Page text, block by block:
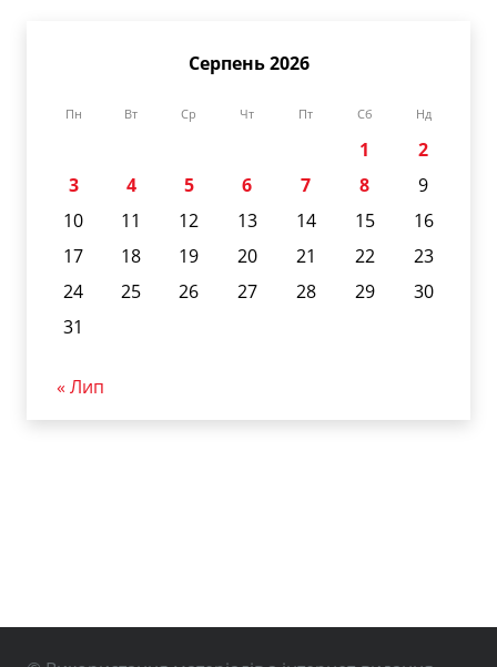
Серпень 2026
Пн Вт Ср Чт Пт Сб Нд
1
2
3
4 5 6 7 8
9
10
11 12 13 14 15
16
17
18 19 20 21 22
23
24
25 26 27 28 29
30
31
« Лип